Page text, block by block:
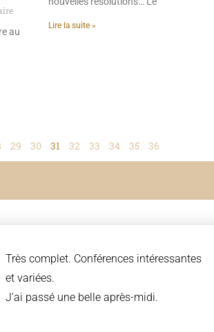
au
Lire la suite »
29 30 31 32 33 34 35 36
Très complet. Conférences intéressantes
et variées.
J'ai passé une belle après-midi.